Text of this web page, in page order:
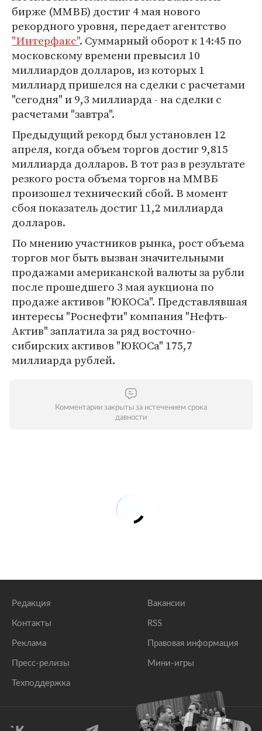
бирже (ММВБ) достиг 4 мая нового
рекордного уровня, передает агентство
"Интерфакс". Суммарный оборот к 14:45 по
московскому времени превысил 10
миллиардов долларов, из которых 1
миллиард пришелся на сделки с расчетами
"сегодня" и 9,3 миллиарда - на сделки с
расчетами "завтра".
Предыдущий рекорд был установлен 12
апреля, когда объем торгов достиг 9,815
миллиарда долларов. В тот раз в результате
резкого роста объема торгов на ММВБ
произошел технический сбой. В момент
сбоя показатель достиг 11,2 миллиарда
долларов.
По мнению участников рынка, рост объема
торгов мог быть вызван значительными
продажами американской валюты за рубли
после прошедшего 3 мая аукциона по
продаже активов "ЮКОСа". Представлявшая
интересы "Роснефти" компания "Нефть-
Актив" заплатила за ряд восточно-
сибирских активов "ЮКОСа" 175,7
миллиарда рублей.
Комментарии закрыты за истечением срока
давности
Редакция
Контакты
Реклама
Пресс-релизы
Техподдержка
Вакансии
RSS
Правовая информация
Мини-игры